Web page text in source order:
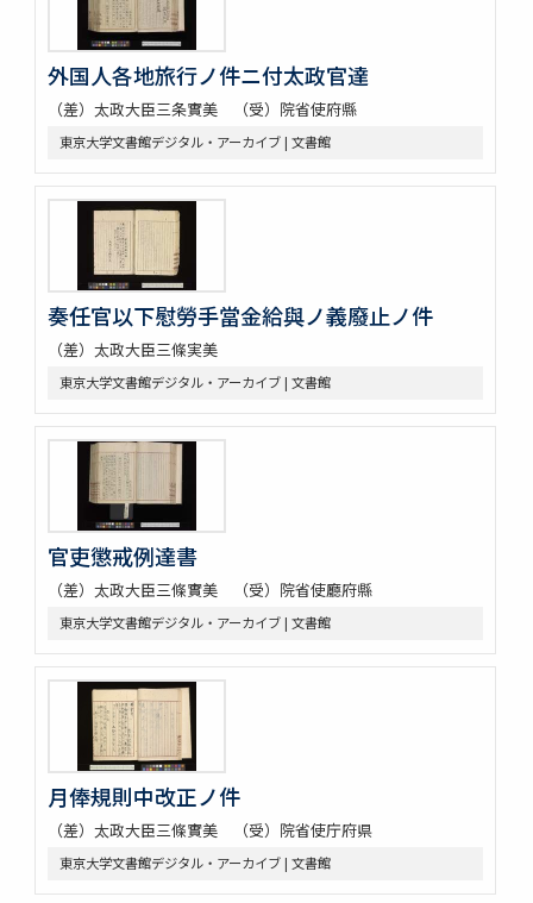
外国人各地旅行ノ件ニ付太政官達
（差）太政大臣三条實美 （受）院省使府縣
東京大学文書館デジタル・アーカイブ | 文書館
奏任官以下慰勞手當金給與ノ義廢止ノ件
（差）太政大臣三條実美
東京大学文書館デジタル・アーカイブ | 文書館
官吏懲戒例達書
（差）太政大臣三條實美 （受）院省使廳府縣
東京大学文書館デジタル・アーカイブ | 文書館
月俸規則中改正ノ件
（差）太政大臣三條實美 （受）院省使庁府県
東京大学文書館デジタル・アーカイブ | 文書館